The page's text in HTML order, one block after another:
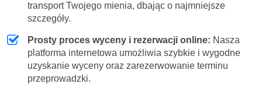
transport Twojego mienia, dbając o najmniejsze
szczegóły.
Prosty proces wyceny i rezerwacji online: Nasza
platforma internetowa umożliwia szybkie i wygodne
uzyskanie wyceny oraz zarezerwowanie terminu
przeprowadzki.